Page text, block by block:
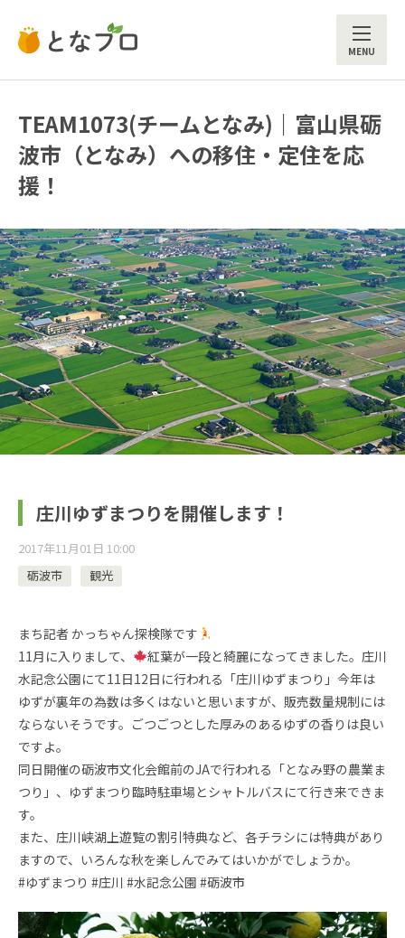
TEAM1073(チームとなみ)｜富山県砺
波市（となみ）への移住・定住を応
援！
庄川ゆずまつりを開催します！
2017年11月01日 10:00
砺波市
観光
まち記者 かっちゃん探検隊です
11月に入りまして、
紅葉が一段と綺麗になってきました。庄川
水記念公園にて11日12日に行われる「庄川ゆずまつり」今年は
ゆずが裏年の為数は多くはないと思いますが、販売数量規制には
ならないそうです。ごつごつとした厚みのあるゆずの香りは良い
ですよ。
同日開催の砺波市文化会館前のJAで行われる「となみ野の農業ま
つり」、ゆずまつり臨時駐車場とシャトルバスにて行き来できま
す。
また、庄川峡湖上遊覧の割引特典など、各チラシには特典があり
ますので、いろんな秋を楽しんでみてはいかがでしょうか。
#ゆずまつり #庄川 #水記念公園 #砺波市